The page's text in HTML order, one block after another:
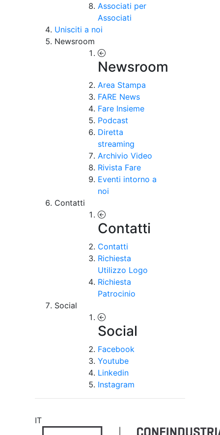
Associati per
Associati
Unisciti a noi
Newsroom
Newsroom
Area Stampa
FARE News
Fare Insieme
Podcast
Diretta
streaming
Archivio Video
Rivista Fare
Eventi intorno a
noi
Contatti
Contatti
Contatti
Richiesta
Utilizzo Logo
Richiesta
Patrocinio
Social
Social
Facebook
Youtube
Linkedin
Instagram
IT